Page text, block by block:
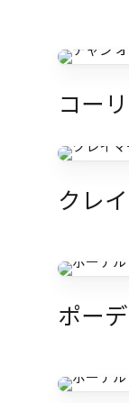
コー
クレ
ポー